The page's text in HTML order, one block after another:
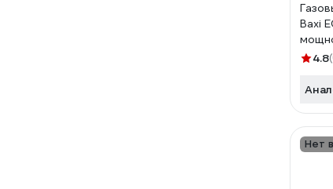
Baxi
4.8
Нет